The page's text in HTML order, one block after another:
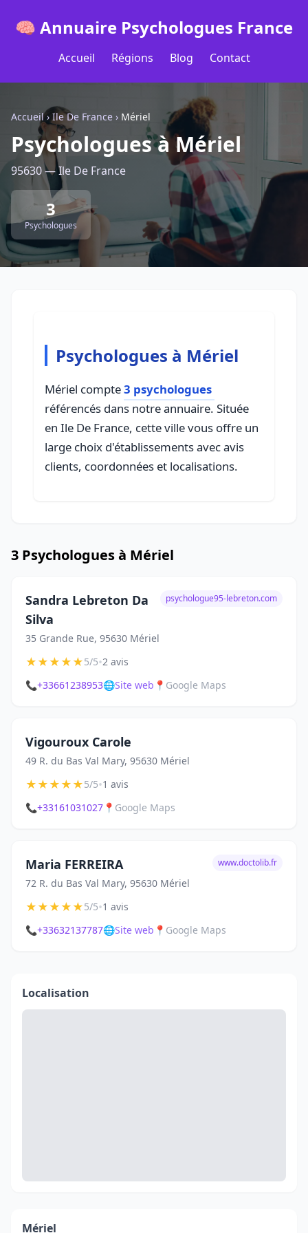
🧠 Annuaire Psychologues France
Accueil Régions Blog Contact
Accueil› Ile De France › Mériel
Psychologues à Mériel
95630 — Ile De France
3
Psychologues
Psychologues à Mériel
Mériel compte3 psychologues
référencés dans notre annuaire. Située
en Ile De France, cette ville vous offre un
large choix d'établissements avec avis
clients, coordonnées et localisations.
3 Psychologues à Mériel
Sandra Lebreton Da
Silva
35 Grande Rue, 95630 Mériel
psychologue95-lebreton.com
★★★★★5/5•2 avis
📞+33661238953🌐Site web 📍 Google Maps
Vigouroux Carole
49 R. du Bas Val Mary, 95630 Mériel
★★★★★5/5•1 avis
📞+33161031027 📍 Google Maps
Maria FERREIRA
72 R. du Bas Val Mary, 95630 Mériel
www.doctolib.fr
★★★★★5/5•1 avis
📞+33632137787🌐Site web 📍 Google Maps
Localisation
Mériel